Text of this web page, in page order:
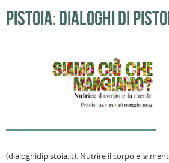
PISTOIA: DIALOGHI DI
(dialoghidipistoia.it). Nutrire il corpo e la